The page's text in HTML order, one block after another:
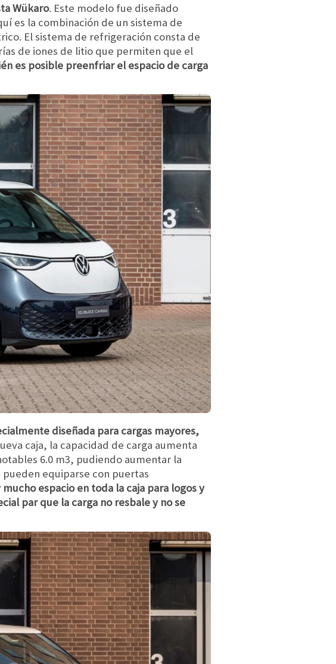
Wükaro. Este modelo fue diseñado
es la combinación de un sistema de
El sistema de refrigeración consta de
de iones de litio que permiten que el
es posible preenfriar el espacio de carga
diseñada para cargas mayores,
caja, la capacidad de carga aumenta
6.0 m3, pudiendo aumentar la
pueden equiparse con puertas
espacio en toda la caja para logos y
par que la carga no resbale y no se